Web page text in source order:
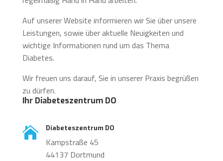
Auf unserer Website informieren wir Sie über unsere
Leistungen, sowie über aktuelle Neuigkeiten und
wichtige Informationen rund um das Thema
Diabetes.
Wir freuen uns darauf, Sie in unserer Praxis begrüßen
zu dürfen.
Ihr Diabeteszentrum DO
 Diabeteszentrum DO
Kampstraße 45
44137 Dortmund